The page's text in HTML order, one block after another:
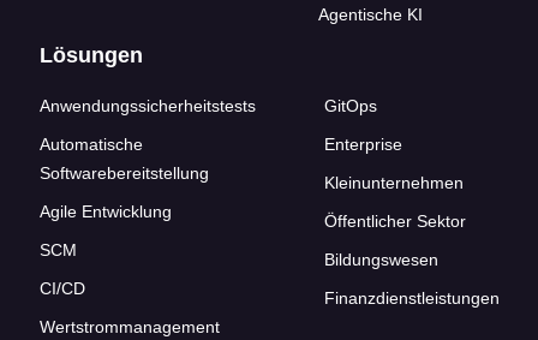
Agentische KI
Lösungen
Anwendungssicherheitstests
Automatische
Softwarebereitstellung
Agile Entwicklung
SCM
CI/CD
Wertstrommanagement
GitOps
Enterprise
Kleinunternehmen
Öffentlicher Sektor
Bildungswesen
Finanzdienstleistungen